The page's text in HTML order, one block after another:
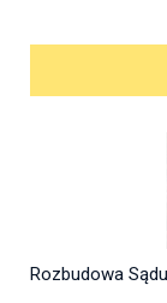
Rozbudowa